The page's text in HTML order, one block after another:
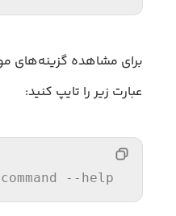
برای مشاهده گزینه‌های
عبارت زیر را تایپ کنید:
--help